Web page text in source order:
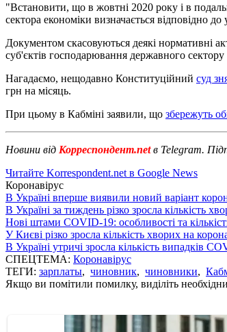
"Встановити, що в жовтні 2020 року і в
сектора економіки визначається відповідно
Документом скасовуються деякі нормативні
суб'єктів господарювання державного
Нагадаємо, нещодавно Конституційний суд
грн на місяць.
При цьому в Кабміні заявили, що збережуть
Новини від Корреспондент.netв Telegram.
Читайте Korrespondent.net в Google News
Коронавірус
В Україні вперше виявили новий варіант
В Україні за тиждень різко зросла кількість
Нові штами COVID-19: особливості та
У Києві різко зросла кількість хворих на
В Україні утричі зросла кількість випадків
СПЕЦТЕМА: Коронавірус
ТЕГИ: зарплаты, чиновник, чиновники,
Якщо ви помітили помилку, виділіть